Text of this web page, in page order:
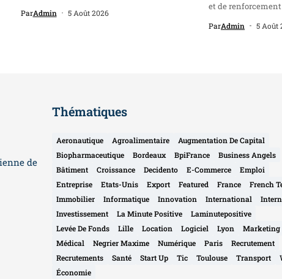
ParAdmin 5 Août 2026
et de renforcement
ParAdmin 5 Août
de
Thématiques
Aeronautique Agroalimentaire
Augmentation De Capital
Biopharmaceutique
Bordeaux BpiFrance
Business Angels
Bâtiment
Croissance Decidento E-Commerce
Emploi
Entreprise
Etats-Unis Export Featured France
French
Immobilier
Informatique Innovation International
Investissement
La Minute Positive
Laminutepositive
Levée De Fonds
Lille Location Logiciel Lyon
Marketing
Médical
Negrier Maxime Numérique Paris
Recrutement
Recrutements
Santé Start Up Tic Toulouse Transport
Économie